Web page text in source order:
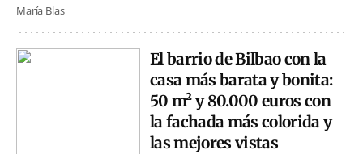
María Blas
El barrio de Bilbao con la
casa más barata y bonita:
50 m² y 80.000 euros con
la fachada más colorida y
las mejores vistas